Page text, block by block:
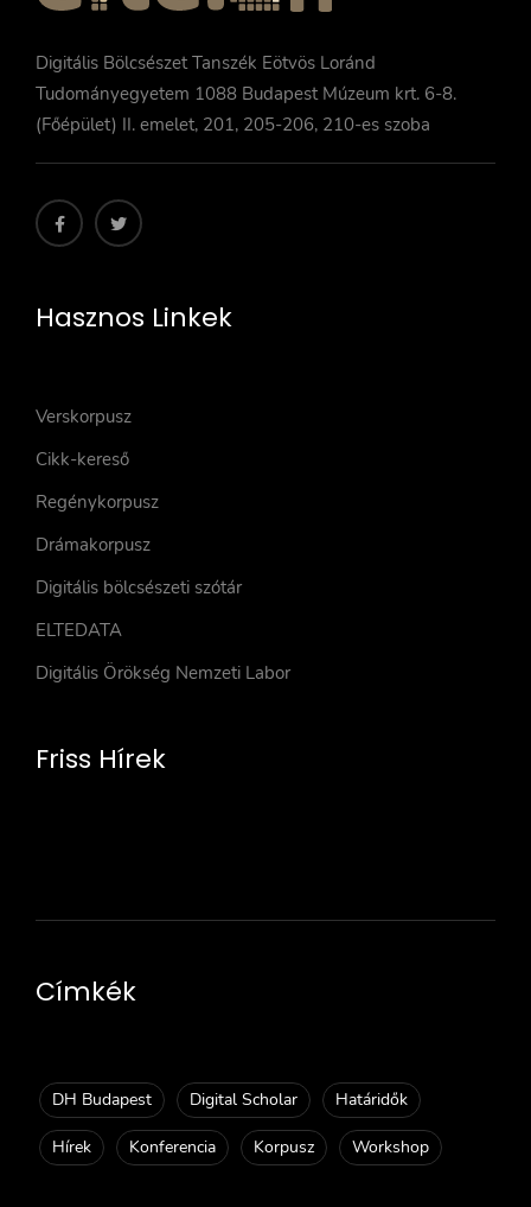
Digitális Bölcsészet Tanszék Eötvös Loránd
Tudományegyetem 1088 Budapest Múzeum krt. 6-8.
(Főépület) II. emelet, 201, 205-206, 210-es szoba
Hasznos Linkek
Verskorpusz
Cikk-kereső
Regénykorpusz
Drámakorpusz
Digitális bölcsészeti szótár
ELTEDATA
Digitális Örökség Nemzeti Labor
Friss Hírek
Címkék
DH Budapest Digital Scholar Határidők
Hírek Konferencia Korpusz Workshop